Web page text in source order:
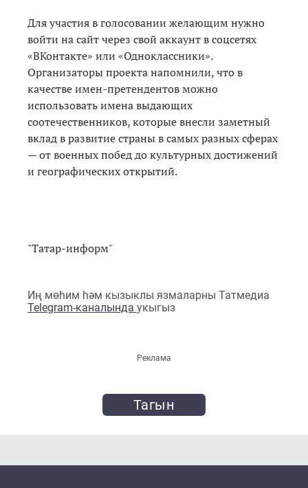
Для участия в голосовании желающим нужно
войти на сайт через свой аккаунт в соцсетях
«ВКонтакте» или «Одноклассники».
Организаторы проекта напомнили, что в
качестве имен-претендентов можно
использовать имена выдающих
соотечественников, которые внесли заметный
вклад в развитие страны в самых разных сферах
— от военных побед до культурных достижений
и географических открытий.
"Татар-информ"
Иң мөһим һәм кызыклы язмаларны Татмедиа
Telegram-каналында укыгыз
Реклама
Тагын